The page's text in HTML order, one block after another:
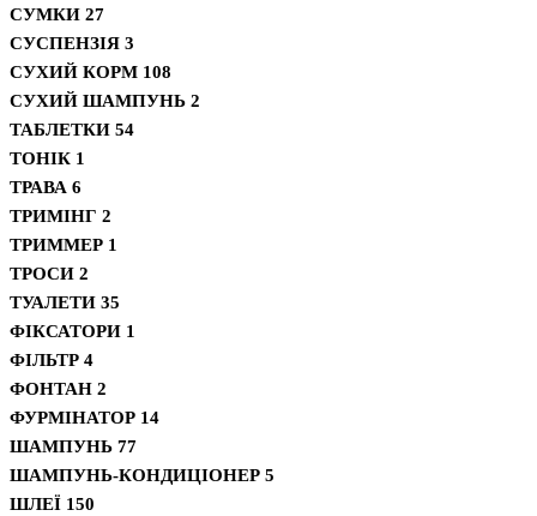
СУМКИ 27
СУСПЕНЗІЯ 3
СУХИЙ КОРМ 108
СУХИЙ ШАМПУНЬ 2
ТАБЛЕТКИ 54
ТОНІК 1
ТРАВА 6
ТРИМІНГ 2
ТРИММЕР 1
ТРОСИ 2
ТУАЛЕТИ 35
ФІКСАТОРИ 1
ФІЛЬТР 4
ФОНТАН 2
ФУРМІНАТОР 14
ШАМПУНЬ 77
ШАМПУНЬ-КОНДИЦІОНЕР 5
ШЛЕЇ 150